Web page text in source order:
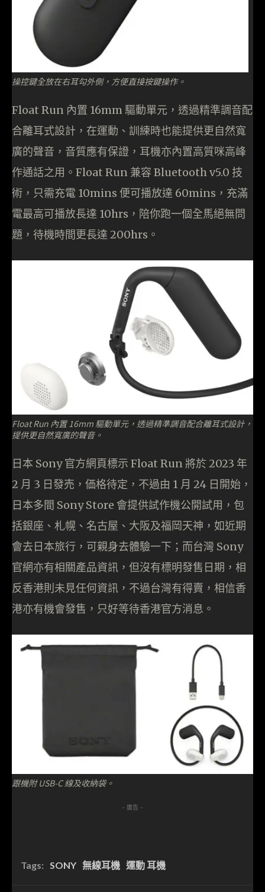
操控鍵全放在右耳勾外側，方便直接按鍵操作。
Float Run 內置 16mm 驅動單元，透過精準調音配
合離耳式設計，在運動、訓練時也能提供更自然寬
廣的聲音，音質應有保證，耳機亦內置高質咪高峰
作通話之用。Float Run 兼容 Bluetooth v5.0 技
術，只需充電 10mins 便可播放達 60mins，充滿
電最高可播放長達 10hrs，陪你跑一個全馬絕無問
題，待機時間更長達 200hrs。
Float Run 內置 16mm 驅動單元，透過精準調音配合離耳式設計，
提供更自然寬廣的聲音。
日本 Sony 官方網頁標示 Float Run 將於 2023 年
2 月 3 日發売，価格待定，不過由 1 月 24 日開始，
日本多間 Sony Store 會提供試作機公開試用，包
括銀座、札幌、名古屋、大阪及福岡天神，如近期
會去日本旅行，可親身去體驗一下；而台灣 Sony
官網亦有相關產品資訊，但沒有標明發售日期，相
反香港則未見任何資訊，不過台灣有得賣，相信香
港亦有機會發售，只好等待香港官方消息。
跟機附 USB-C 線及收納袋。
- 廣告 -
Tags: SONY 無線耳機 運動 耳機